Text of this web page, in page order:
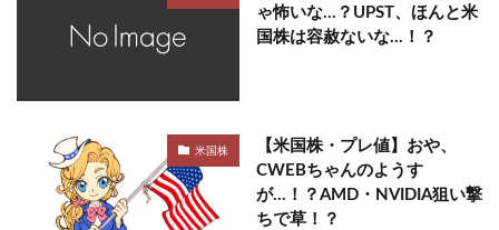
ゃ怖いな…？UPST、ほんと米
国株は容赦ないな…！？
米国株
【米国株・プレ値】おや、
CWEBちゃんのようす
が…！？AMD・NVIDIA狙い撃
ちで草！？